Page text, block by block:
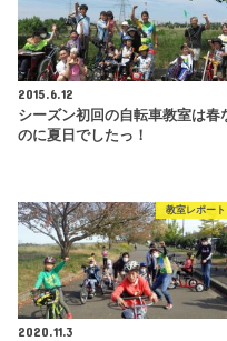
2015.6.12
シーズン初回の自転車教室は春
のに夏日でしたっ！
教室レポート
2020.11.3